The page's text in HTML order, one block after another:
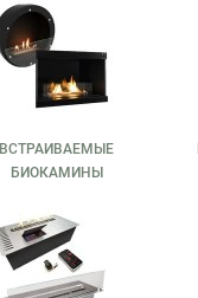
ВСТРАИВАЕМЫЕ
БИОКАМИНЫ